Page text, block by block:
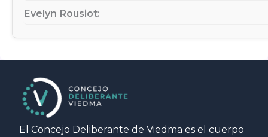
Evelyn Rousiot:
El Concejo Deliberante de Viedma es el cuerpo